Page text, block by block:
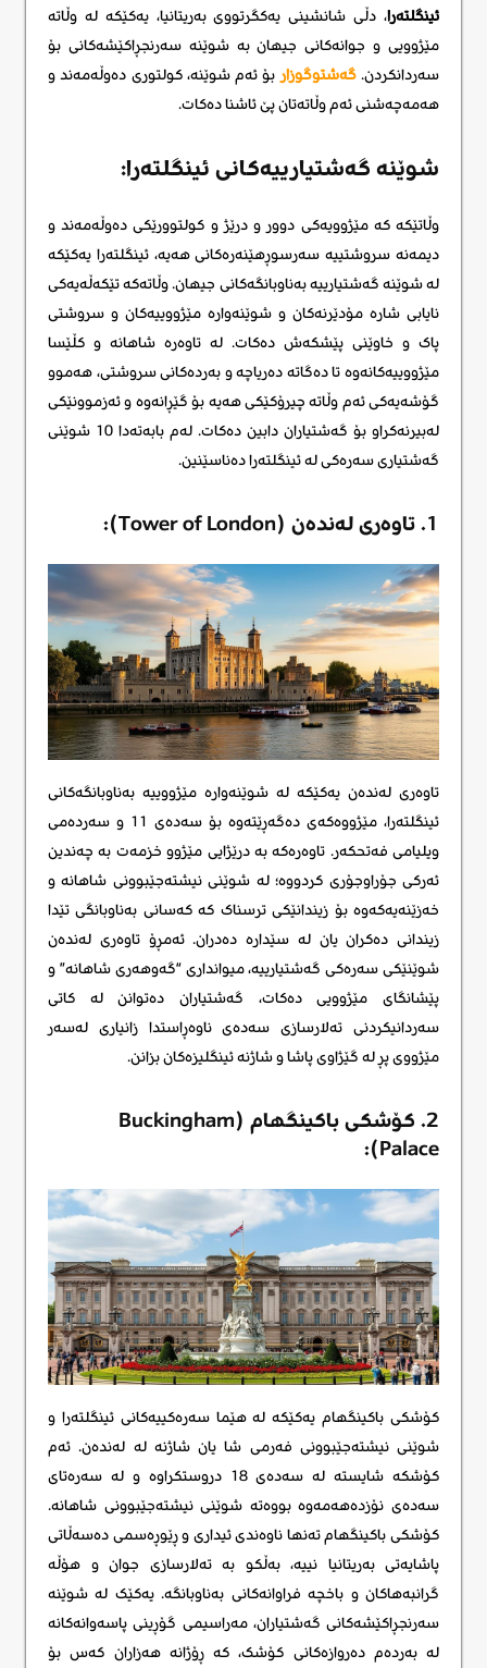
ئینگلتەرا، دڵی شانشینی یەکگرتووی بەریتانیا، یەکێکە لە وڵاتە
مێژوویی و جوانەکانی جیهان بە شوێنە سەرنجڕاکێشەکانی بۆ
سەردانکردن.گەشتوگوزار بۆ ئەم شوێنە، کولتوری دەوڵەمەند و
هەمەچەشنی ئەم وڵاتەتان پێ ئاشنا دەکات.
شوێنە گەشتیارییەکانی ئینگلتەرا:
وڵاتێکە کە مێژوویەکی دوور و درێژ و کولتوورێکی دەوڵەمەند و
دیمەنە سروشتییە سەرسوڕهێنەرەکانی هەیە، ئینگلتەرا یەکێکە
لە شوێنە گەشتیارییە بەناوبانگەکانی جیهان. وڵاتەکە تێکەڵەیەکی
نایابی شارە مۆدێرنەکان و شوێنەوارە مێژووییەکان و سروشتی
پاک و خاوێنی پێشکەش دەکات. لە تاوەرە شاهانە و کڵێسا
مێژووییەکانەوە تا دەگاتە دەریاچە و بەردەکانی سروشتی، هەموو
گۆشەیەکی ئەم وڵاتە چیرۆکێکی هەیە بۆ گێڕانەوە و ئەزموونێکی
لەبیرنەکراو بۆ گەشتیاران دابین دەکات. لەم بابەتەدا 10 شوێنی
گەشتیاری سەرەکی لە ئینگلتەرا دەناسێنین.
1. تاوەری لەندەن (Tower of London):
تاوەری لەندەن یەکێکە لە شوێنەوارە مێژووییە بەناوبانگەکانی
ئینگلتەرا، مێژووەکەی دەگەڕێتەوە بۆ سەدەی 11 و سەردەمی
ویلیامی فەتحکەر. تاوەرەکە بە درێژایی مێژوو خزمەت بە چەندین
ئەرکی جۆراوجۆری کردووە؛ لە شوێنی نیشتەجێبوونی شاهانە و
خەزێنەیەکەوە بۆ زیندانێکی ترسناک کە کەسانی بەناوبانگی تێدا
زیندانی دەکران یان لە سێدارە دەدران. ئەمڕۆ تاوەری لەندەن
شوێنێکی سەرەکی گەشتیارییە، میوانداری “گەوهەری شاهانە” و
پێشانگای مێژوویی دەکات، گەشتیاران دەتوانن لە کاتی
سەردانیکردنی تەلارسازی سەدەی ناوەڕاستدا زانیاری لەسەر
مێژووی پڕ لە گێژاوی پاشا و شاژنە ئینگلیزەکان بزانن.
2. کۆشکی باکینگهام (Buckingham
Palace):
کۆشکی باکینگهام یەکێکە لە هێما سەرەکییەکانی ئینگلتەرا و
شوێنی نیشتەجێبوونی فەرمی شا یان شاژنە لە لەندەن. ئەم
کۆشکە شایستە لە سەدەی 18 دروستکراوە و لە سەرەتای
سەدەی نۆزدەهەمەوە بووەتە شوێنی نیشتەجێبوونی شاهانە.
کۆشکی باکینگهام تەنها ناوەندی ئیداری و ڕێوڕەسمی دەسەڵاتی
پاشایەتی بەریتانیا نییە، بەڵکو بە تەلارسازی جوان و هۆڵە
گرانبەهاکان و باخچە فراوانەکانی بەناوبانگە. یەکێک لە شوێنە
سەرنجڕاکێشەکانی گەشتیاران، مەراسیمی گۆڕینی پاسەوانەکانە
لە بەردەم دەروازەکانی کۆشک، کە ڕۆژانە هەزاران کەس بۆ